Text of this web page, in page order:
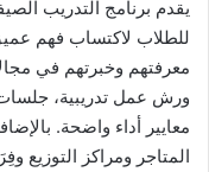
للطلاب لاكتساب فهم
معرفتهم وخبرتهم في
ورش عمل تدريبية،
معايير أداء واضحة.
المتاجر ومراكز التوزيع